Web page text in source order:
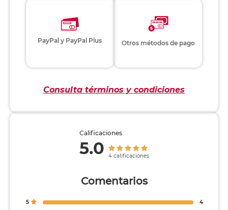
PayPal y PayPal Plus Otros métodos de pago
Consulta términos y condiciones
Comentarios
5
4
Calificaciones
5.0 4 calificaciones